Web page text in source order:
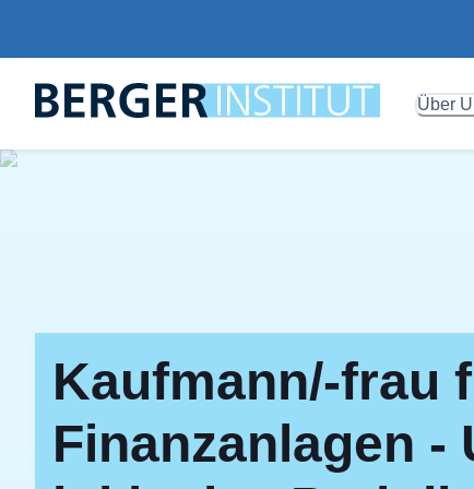
Über
Kaufmann/-frau
Finanzanlagen -